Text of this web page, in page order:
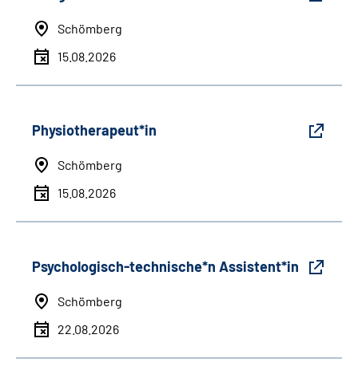
Schömberg
15.08.2026
Physiotherapeut*in
Schömberg
15.08.2026
Psychologisch-technische*n Assistent*in
Schömberg
22.08.2026